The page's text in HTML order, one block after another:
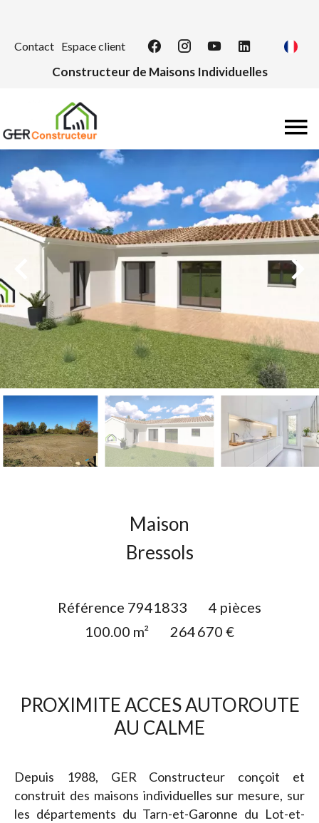
Contact Espace client
Constructeur de Maisons Individuelles
Maison
Bressols
Référence 7941833
4 pièces
100.00 m² 264 670 €
PROXIMITE ACCES AUTOROUTE
AU CALME
Depuis 1988, GER Constructeur conçoit et
construit des maisons individuelles sur mesure, sur
les départements du Tarn-et-Garonne du Lot-et-